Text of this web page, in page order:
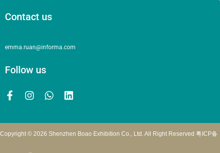
Contact us
emma.ruan@informa.com
Follow us
Copyright © 2026 Shenzhen Boao Exhibition Co., Ltd. All Right Reserved 粤ICP备